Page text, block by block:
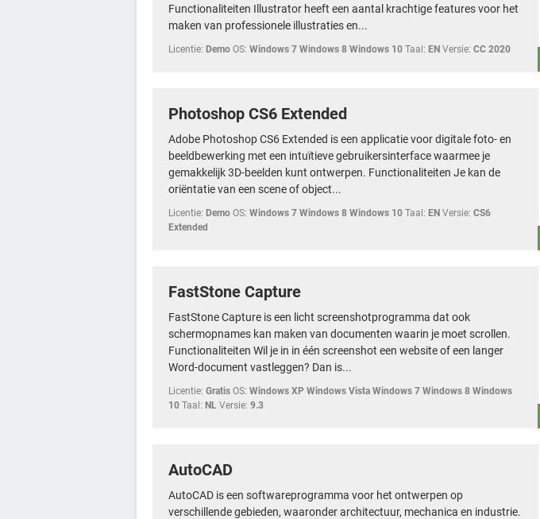
Functionaliteiten Illustrator heeft een aantal krachtige features voor het
maken van professionele illustraties en...
Licentie: Demo OS: Windows 7 Windows 8 Windows 10 Taal: EN Versie: CC 2020
Photoshop CS6 Extended
Adobe Photoshop CS6 Extended is een applicatie voor digitale foto- en
beeldbewerking met een intuïtieve gebruikersinterface waarmee je
gemakkelijk 3D-beelden kunt ontwerpen. Functionaliteiten Je kan de
oriëntatie van een scene of object...
Licentie: Demo OS: Windows 7 Windows 8 Windows 10 Taal: EN Versie: CS6
Extended
FastStone Capture
FastStone Capture is een licht screenshotprogramma dat ook
schermopnames kan maken van documenten waarin je moet scrollen.
Functionaliteiten Wil je in in één screenshot een website of een langer
Word-document vastleggen? Dan is...
Licentie: Gratis OS: Windows XP Windows Vista Windows 7 Windows 8 Windows
10 Taal: NL Versie: 9.3
AutoCAD
AutoCAD is een softwareprogramma voor het ontwerpen op
verschillende gebieden, waaronder architectuur, mechanica en industrie.